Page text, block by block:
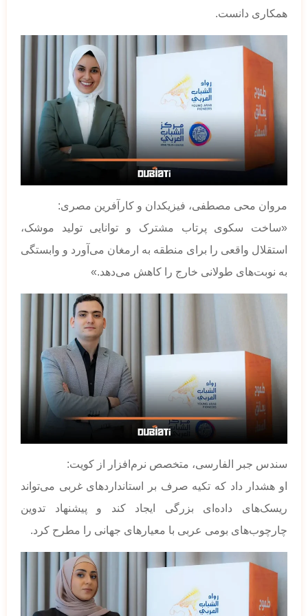
همکاری دانست.
مروان محی مصطفی، فیزیکدان و کارآفرین مصری:
«ساخت سکوی پرتاب مشترک و توانایی تولید موشک،
استقلال واقعی را برای منطقه به ارمغان می‌آورد و وابستگی
به نوبت‌های طولانی خارج را کاهش می‌دهد.»
سندس جبر الفارسی، متخصص نرم‌افزار از کویت:
او هشدار داد که تکیه صرف بر استانداردهای غربی می‌تواند
ریسک‌های داده‌ای بزرگی ایجاد کند و پیشنهاد تدوین
چارچوب‌های بومی عربی با معیارهای جهانی را مطرح کرد.